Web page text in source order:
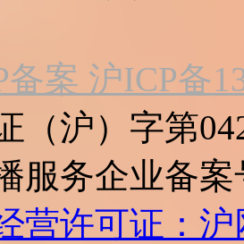
案 沪ICP备
（沪）字第
服务企业备案
营许可证：